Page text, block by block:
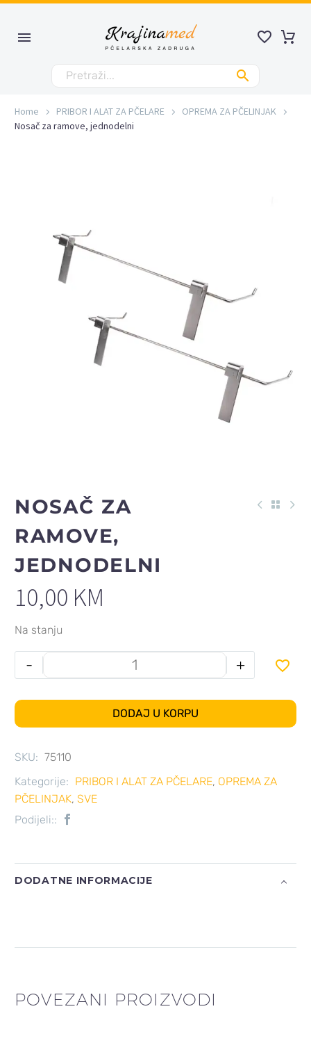
Home PRIBOR I ALAT ZA PČELARE
OPREMA ZA PČELINJAK
Nosač za ramove, jednodelni
NOSAČ ZA
RAMOVE,
JEDNODELNI
10,00 KM
Na stanju
- +
DODAJ U KORPU

SKU: 75110
Kategorije: PRIBOR I ALAT ZA PČELARE, OPREMA ZA
PČELINJAK, SVE
Podijeli::
DODATNE INFORMACIJE
POVEZANI PROIZVODI